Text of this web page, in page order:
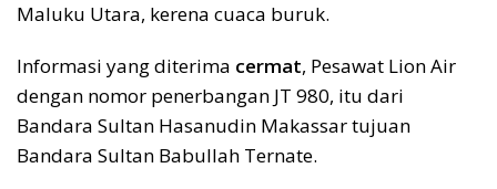
Maluku Utara, kerena cuaca buruk.
Informasi yang diterima cermat, Pesawat Lion Air
dengan nomor penerbangan JT 980, itu dari
Bandara Sultan Hasanudin Makassar tujuan
Bandara Sultan Babullah Ternate.